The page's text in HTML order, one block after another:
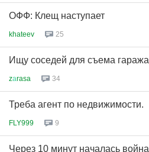
ОФФ: Клещ наступает
khateev 25
Ищу соседей для съема гаража
zаrasa 34
Треба агент по недвижимости.
FLY999 9
Через 10 минут началась война